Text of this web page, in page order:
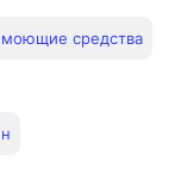
средства